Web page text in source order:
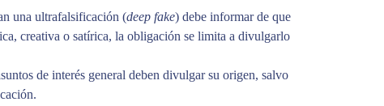
una ultrafalsificación (deep fake) debe informar de que
creativa o satírica, la obligación se limita a divulgarlo
de interés general deben divulgar su origen, salvo